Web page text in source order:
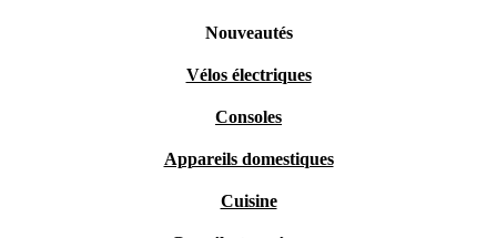
Nouveautés
Vélos électriques
Consoles
Appareils domestiques
Cuisine